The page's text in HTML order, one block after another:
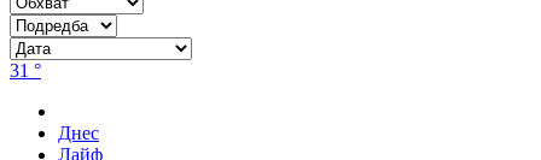
31 °
Днес
Лайф